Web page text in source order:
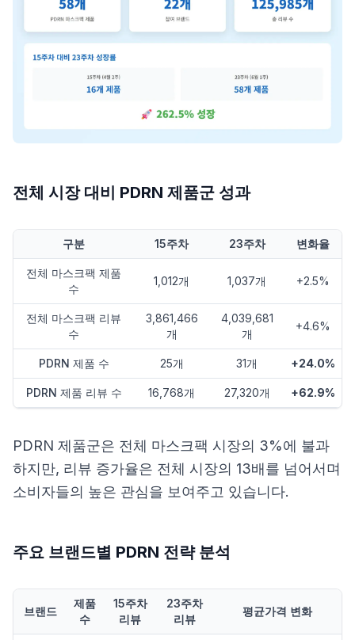
전체 시장 대비 PDRN 제품군 성과
구분 15주차 23주차 변화율
전체 마스크팩 제품
수
1,012개 1,037개 +2.5%
전체 마스크팩 리뷰
수
3,861,466
개
4,039,681
개
+4.6%
PDRN 제품 수 25개 31개 +24.0%
PDRN 제품 리뷰 수 16,768개 27,320개 +62.9%
PDRN 제품군은 전체 마스크팩 시장의 3%에 불과
하지만, 리뷰 증가율은 전체 시장의 13배를 넘어서며
소비자들의 높은 관심을 보여주고 있습니다.
주요 브랜드별 PDRN 전략 분석
브랜드
제품
수
15주차
리뷰
23주차
리뷰
평균가격 변화